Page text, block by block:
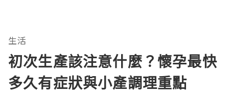
生活
初次生產該注意什麼？懷孕最快
多久有症狀與小產調理重點